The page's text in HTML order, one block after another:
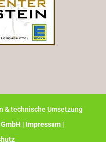
& technische Umsetzung
| Impressum |